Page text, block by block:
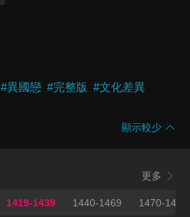
#異國戀 #完整版 #文化差異
顯示較少
更多
1419-1439 1440-1469 1470-1499